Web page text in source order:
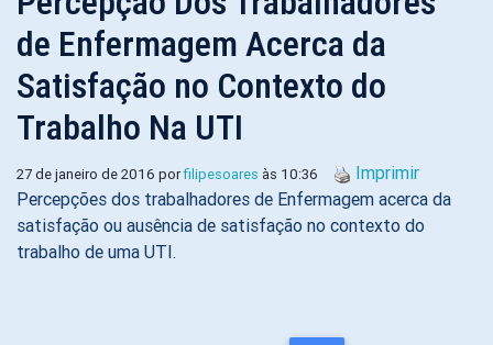
de Enfermagem Acerca da
Satisfação no Contexto do
Trabalho Na UTI
27 de janeiro de 2016 porfilipesoares às 10:36
Imprimir
Percepções dos trabalhadores de Enfermagem acerca da
satisfação ou ausência de satisfação no contexto do
trabalho de uma UTI.